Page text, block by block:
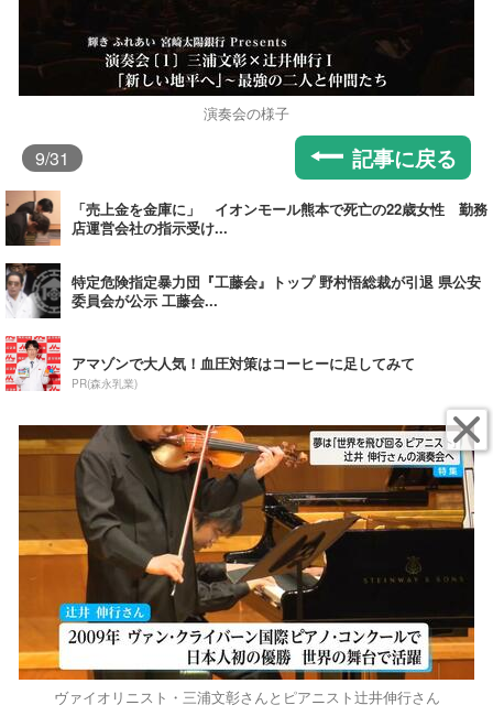
演奏会の様子
9/31 記事に戻る
「売上金を金庫に」 イオンモール熊本で死亡の22歳女性 勤務
店運営会社の指示受け...
特定危険指定暴力団『工藤会』トップ 野村悟総裁が引退 県公安
委員会が公示 工藤会...
アマゾンで大人気！血圧対策はコーヒーに足してみて
PR(森永乳業)
ヴァイオリニスト・三浦文彰さんとピアニスト辻井伸行さん